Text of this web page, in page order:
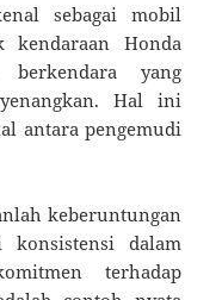
sebagai mobil
kendaraan Honda
berkendara yang
Hal ini
antara pengemudi
keberuntungan
konsistensi dalam
terhadap